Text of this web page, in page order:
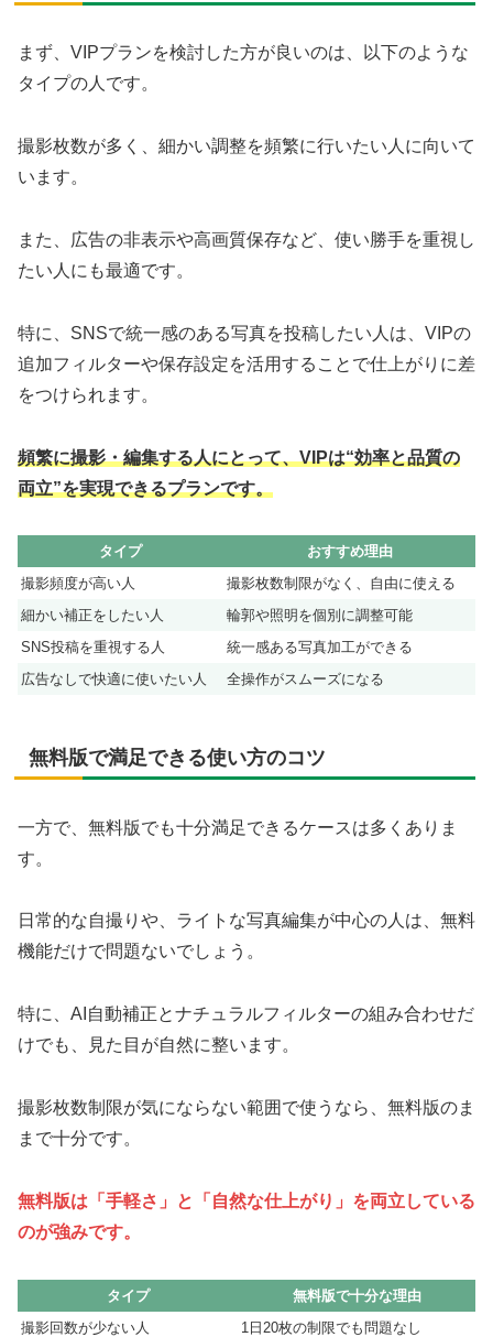
まず、VIPプランを検討した方が良いのは、以下のような
タイプの人です。
撮影枚数が多く、細かい調整を頻繁に行いたい人に向いて
います。
また、広告の非表示や高画質保存など、使い勝手を重視し
たい人にも最適です。
特に、SNSで統一感のある写真を投稿したい人は、VIPの
追加フィルターや保存設定を活用することで仕上がりに差
をつけられます。
頻繁に撮影・編集する人にとって、VIPは“効率と品質の
両立”を実現できるプランです。
タイプ
おすすめ理由
撮影頻度が高い人
撮影枚数制限がなく、自由に使える
細かい補正をしたい人
輪郭や照明を個別に調整可能
SNS投稿を重視する人
統一感ある写真加工ができる
広告なしで快適に使いたい人
全操作がスムーズになる
無料版で満足できる使い方のコツ
一方で、無料版でも十分満足できるケースは多くありま
す。
日常的な自撮りや、ライトな写真編集が中心の人は、無料
機能だけで問題ないでしょう。
特に、AI自動補正とナチュラルフィルターの組み合わせだ
けでも、見た目が自然に整います。
撮影枚数制限が気にならない範囲で使うなら、無料版のま
まで十分です。
無料版は「手軽さ」と「自然な仕上がり」を両立している
のが強みです。
タイプ
無料版で十分な理由
撮影回数が少ない人
1日20枚の制限でも問題なし